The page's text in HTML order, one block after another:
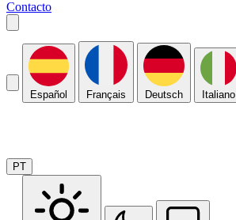
Contacto
Español Français Deutsch Italiano
PT